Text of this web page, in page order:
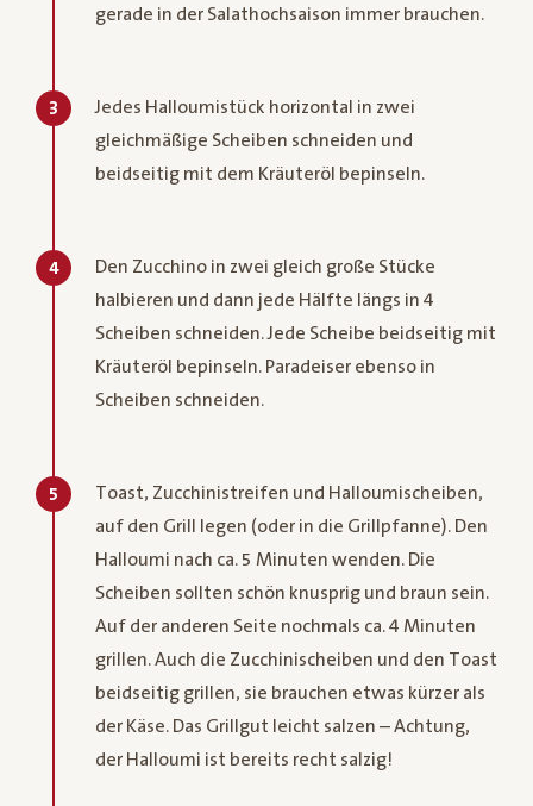
gerade in der Salathochsaison immer brauchen.
3
Jedes Halloumistück horizontal in zwei
gleichmäßige Scheiben schneiden und
beidseitig mit dem Kräuteröl bepinseln.
4
Den Zucchino in zwei gleich große Stücke
halbieren und dann jede Hälfte längs in 4
Scheiben schneiden. Jede Scheibe beidseitig mit
Kräuteröl bepinseln. Paradeiser ebenso in
Scheiben schneiden.
5
Toast, Zucchinistreifen und Halloumischeiben,
auf den Grill legen (oder in die Grillpfanne). Den
Halloumi nach ca. 5 Minuten wenden. Die
Scheiben sollten schön knusprig und braun sein.
Auf der anderen Seite nochmals ca. 4 Minuten
grillen. Auch die Zucchinischeiben und den Toast
beidseitig grillen, sie brauchen etwas kürzer als
der Käse. Das Grillgut leicht salzen – Achtung,
der Halloumi ist bereits recht salzig!